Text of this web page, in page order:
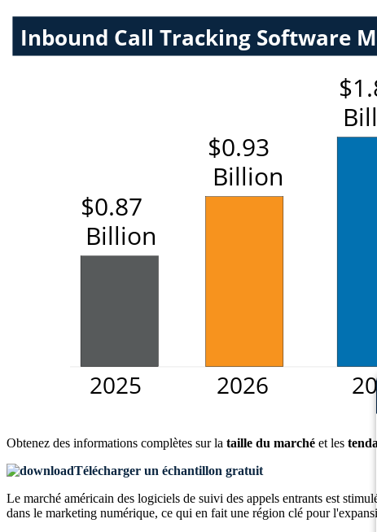
Obtenez des informations complètes sur la taille du marché et les
Télécharger un échantillon gratuit
Le marché américain des logiciels de suivi des appels entrants est
dans le marketing numérique, ce qui en fait une région clé pour